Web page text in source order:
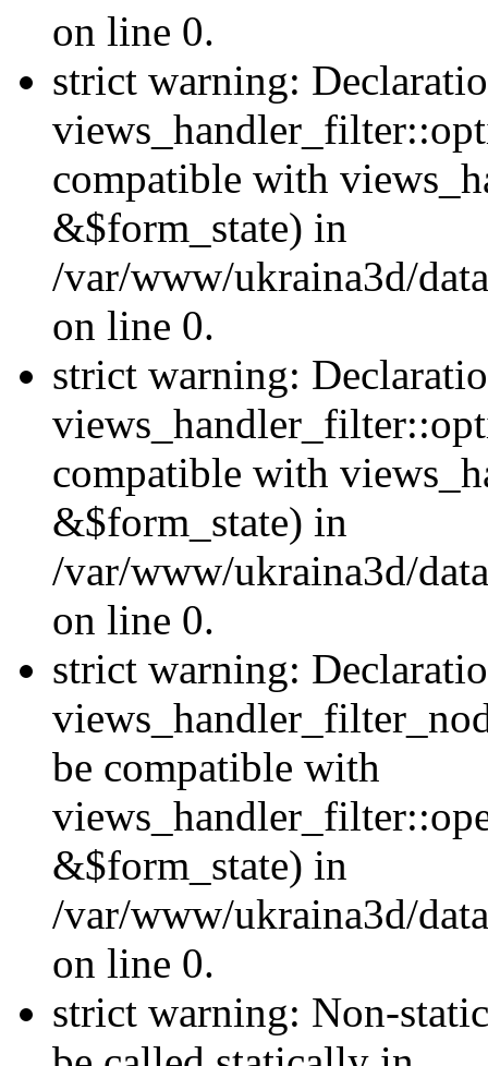
on line 0.
strict warning:
compatible with
&$form_state) in
/var/www/ukraina3d/
on line 0.
strict warning:
compatible with
&$form_state) in
/var/www/ukraina3d/
on line 0.
strict warning:
be compatible with
&$form_state) in
/var/www/ukraina3d/
on line 0.
strict warning: Non-